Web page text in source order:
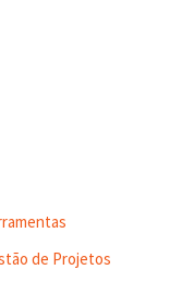
de Projetos